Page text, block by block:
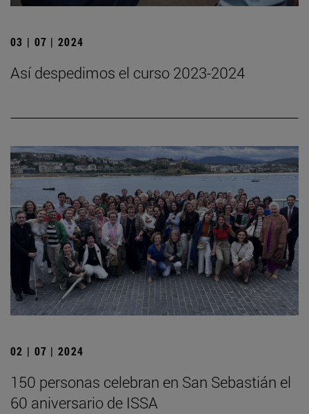
03 | 07 | 2024
Así despedimos el curso 2023-2024
02 | 07 | 2024
150 personas celebran en San Sebastián el
60 aniversario de ISSA